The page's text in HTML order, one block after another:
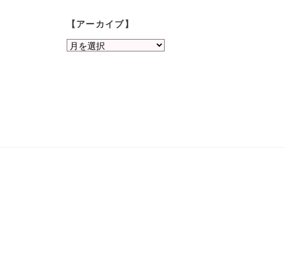
【アーカイブ】
【ア